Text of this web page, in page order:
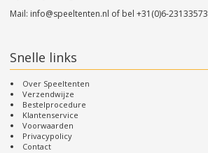
Mail: info@speeltenten.nl of bel+31(0)6-23133573
Snelle links
Over Speeltenten
Verzendwijze
Bestelprocedure
Klantenservice
Voorwaarden
Privacypolicy
Contact